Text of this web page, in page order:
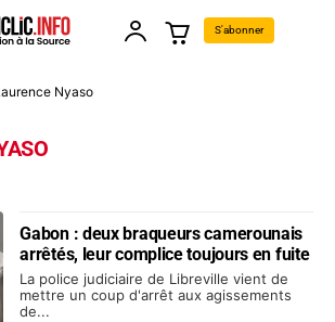
S'abonner
Nyaso
Gabon : deux braqueurs camerounais
arrêtés, leur complice toujours en fuite
La police judiciaire de Libreville vient de
mettre un coup d'arrêt aux agissements
de...